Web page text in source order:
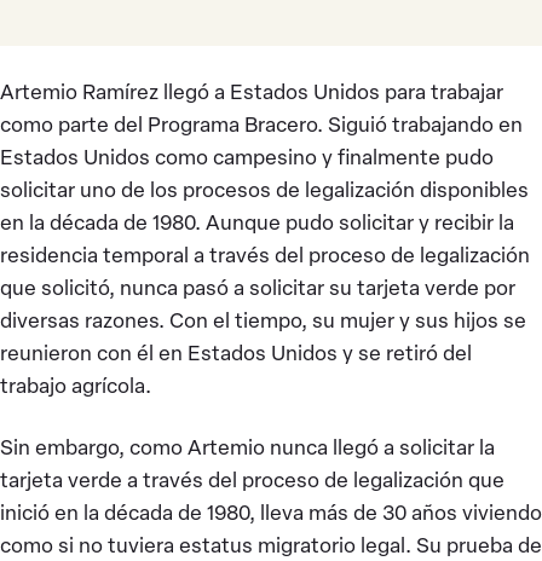
Artemio Ramírez llegó a Estados Unidos para trabajar
como parte del Programa Bracero. Siguió trabajando en
Estados Unidos como campesino y finalmente pudo
solicitar uno de los procesos de legalización disponibles
en la década de 1980. Aunque pudo solicitar y recibir la
residencia temporal a través del proceso de legalización
que solicitó, nunca pasó a solicitar su tarjeta verde por
diversas razones. Con el tiempo, su mujer y sus hijos se
reunieron con él en Estados Unidos y se retiró del
trabajo agrícola.
Sin embargo, como Artemio nunca llegó a solicitar la
tarjeta verde a través del proceso de legalización que
inició en la década de 1980, lleva más de 30 años viviendo
como si no tuviera estatus migratorio legal. Su prueba de